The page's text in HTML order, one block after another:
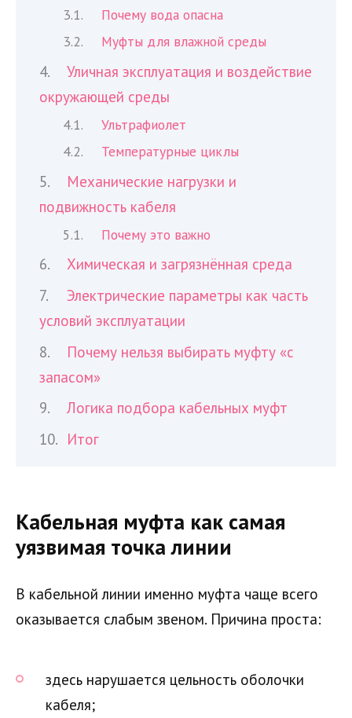
Почему вода опасна
Муфты для влажной среды
Уличная эксплуатация и воздействие
окружающей среды
Ультрафиолет
Температурные циклы
Механические нагрузки и
подвижность кабеля
Почему это важно
Химическая и загрязнённая среда
Электрические параметры как часть
условий эксплуатации
Почему нельзя выбирать муфту «с
запасом»
Логика подбора кабельных муфт
Итог
Кабельная муфта как самая
уязвимая точка линии
В кабельной линии именно муфта чаще всего
оказывается слабым звеном. Причина проста:
здесь нарушается цельность оболочки
кабеля;